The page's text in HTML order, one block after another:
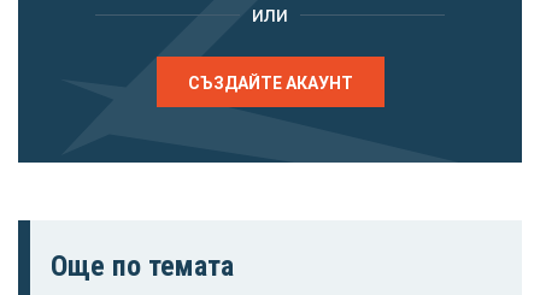
или
СЪЗДАЙТЕ АКАУНТ
Още по темата